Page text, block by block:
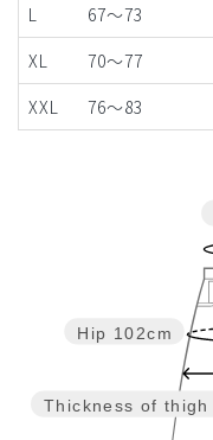
L
67～73
XL
70～77
XXL
76～83
Thickness of thigh
Hip 102cm